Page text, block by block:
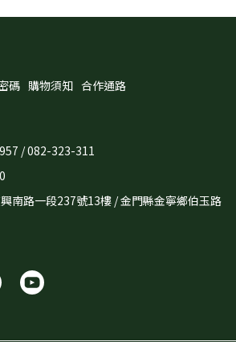
碼 購物須知 合作通路
/ 082-323-311
南路一段237號13樓 / 金門縣金寧鄉伯玉路